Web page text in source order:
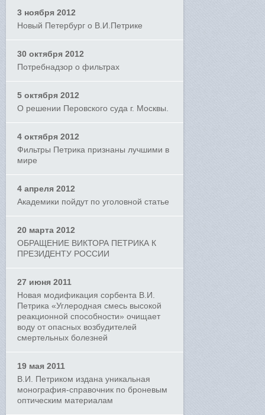
3 ноября 2012
Новый Петербург о В.И.Петрике
30 октября 2012
Потребнадзор о фильтрах
5 октября 2012
О решении Перовского суда г. Москвы.
4 октября 2012
Фильтры Петрика признаны лучшими в
мире
4 апреля 2012
Академики пойдут по уголовной статье
20 марта 2012
ОБРАЩЕНИЕ ВИКТОРА ПЕТРИКА К
ПРЕЗИДЕНТУ РОССИИ
27 июня 2011
Новая модификация сорбента В.И.
Петрика «Углеродная смесь высокой
реакционной способности» очищает
воду от опасных возбудителей
смертельных болезней
19 мая 2011
В.И. Петриком издана уникальная
монография-справочник по броневым
оптическим материалам